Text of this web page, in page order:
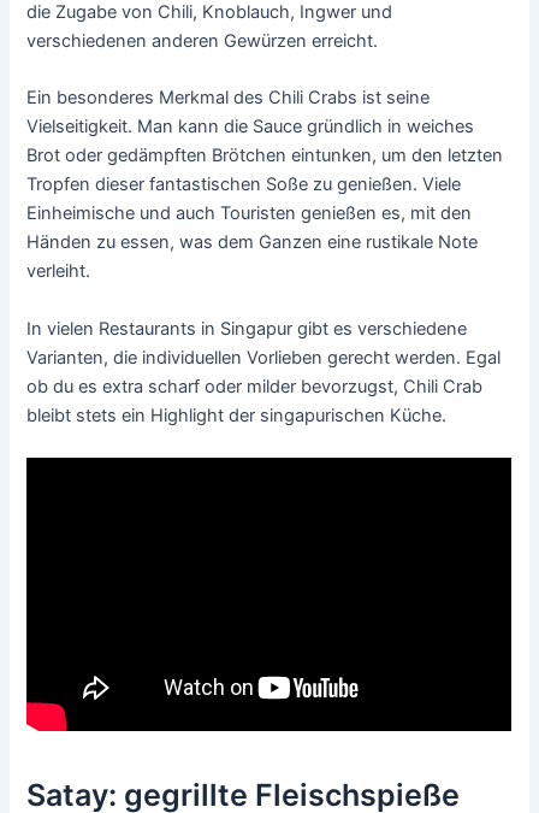
die Zugabe von Chili, Knoblauch, Ingwer und
verschiedenen anderen Gewürzen erreicht.
Ein besonderes Merkmal des Chili Crabs ist seine
Vielseitigkeit. Man kann die Sauce gründlich in weiches
Brot oder gedämpften Brötchen eintunken, um den letzten
Tropfen dieser fantastischen Soße zu genießen. Viele
Einheimische und auch Touristen genießen es, mit den
Händen zu essen, was dem Ganzen eine rustikale Note
verleiht.
In vielen Restaurants in Singapur gibt es verschiedene
Varianten, die individuellen Vorlieben gerecht werden. Egal
ob du es extra scharf oder milder bevorzugst, Chili Crab
bleibt stets ein Highlight der singapurischen Küche.
Satay: gegrillte Fleischspieße